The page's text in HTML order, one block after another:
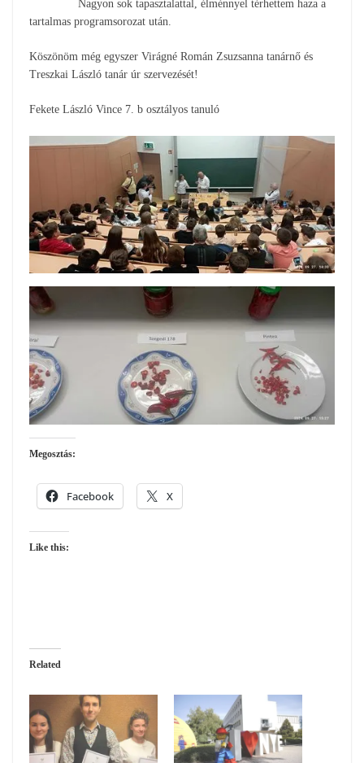
Nagyon sok tapasztalattal, élménnyel térhettem haza a
tartalmas programsorozat után.
Köszönöm még egyszer Virágné Román Zsuzsanna tanárnő és
Treszkai László tanár úr szervezését!
Fekete László Vince 7. b osztályos tanuló
Megosztás:
Facebook X
Like this:
Related